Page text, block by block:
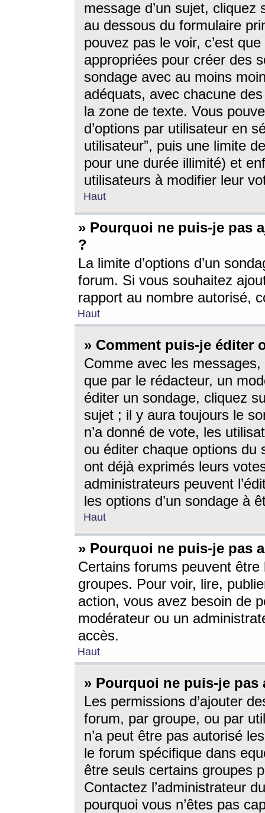
message d’un sujet, cliquez
au dessous du formulaire
pouvez pas le voir, c’est
appropriées pour créer des
sondage avec au moins
adéquats, avec chacune
la zone de texte. Vous
d’options par utilisateur en
utilisateur”, puis une limite
pour une durée illimité) et
utilisateurs à modifier leur
Haut
» Pourquoi ne puis-je pas
?
La limite d’options d’un
forum. Si vous souhaitez
rapport au nombre autorisé,
Haut
» Comment puis-je éditer
Comme avec les
que par le rédacteur, un
éditer un sondage, cliquez
sujet ; il y aura toujours le
n’a donné de vote, les
ou éditer chaque options du
ont déjà exprimés leurs
administrateurs peuvent
les options d’un sondage à
Haut
» Pourquoi ne puis-je pas
Certains forums peuvent être
groupes. Pour voir, lire,
action, vous avez besoin de
modérateur ou un
accès.
Haut
» Pourquoi ne puis-je
Les permissions d’ajouter
forum, par groupe, ou par
n’a peut être pas autorisé
le forum spécifique dans
être seuls certains groupes
Contactez l’administrateur
pourquoi vous n’êtes pas